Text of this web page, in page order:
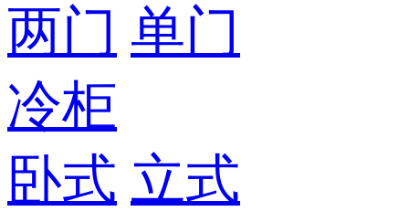
两门 单门
冷柜
卧式 立式